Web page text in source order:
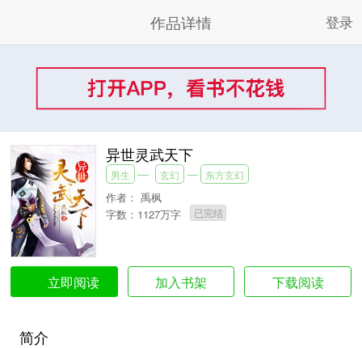
作品详情 登录
异世灵武天下
男生 玄幻 东方玄幻
作者： 禹枫
字数：1127万字
已完结
立即阅读 加入书架 下载阅读
简介